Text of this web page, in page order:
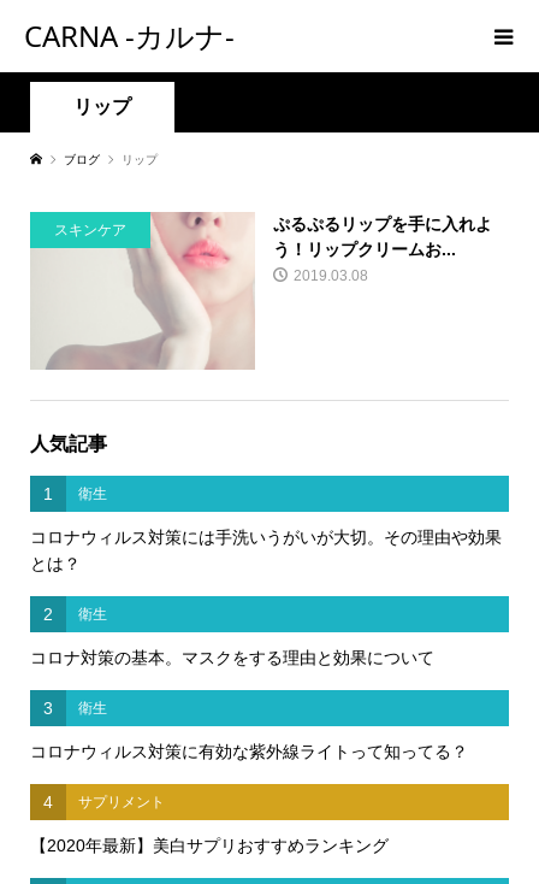
CARNA -カルナ-
リップ
ブログ リップ
スキンケア
ぷるぷるリップを手に入れよ
う！リップクリームお...
2019.03.08
人気記事
1 衛生
コロナウィルス対策には手洗いうがいが大切。その理由や効果
とは？
2 衛生
コロナ対策の基本。マスクをする理由と効果について
3 衛生
コロナウィルス対策に有効な紫外線ライトって知ってる？
4 サプリメント
【2020年最新】美白サプリおすすめランキング